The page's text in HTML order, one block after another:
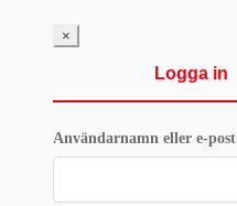
×
Logga in
Användarnamn eller e-post